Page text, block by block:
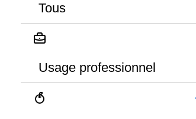
Tous
Usage professionnel